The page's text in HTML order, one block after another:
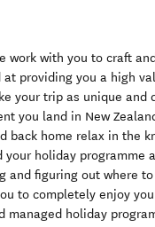
work with you to craft
at providing you a high
your trip as unique and
you land in New
back home relax in the
your holiday programme
and figuring out where
to completely enjoy
managed holiday